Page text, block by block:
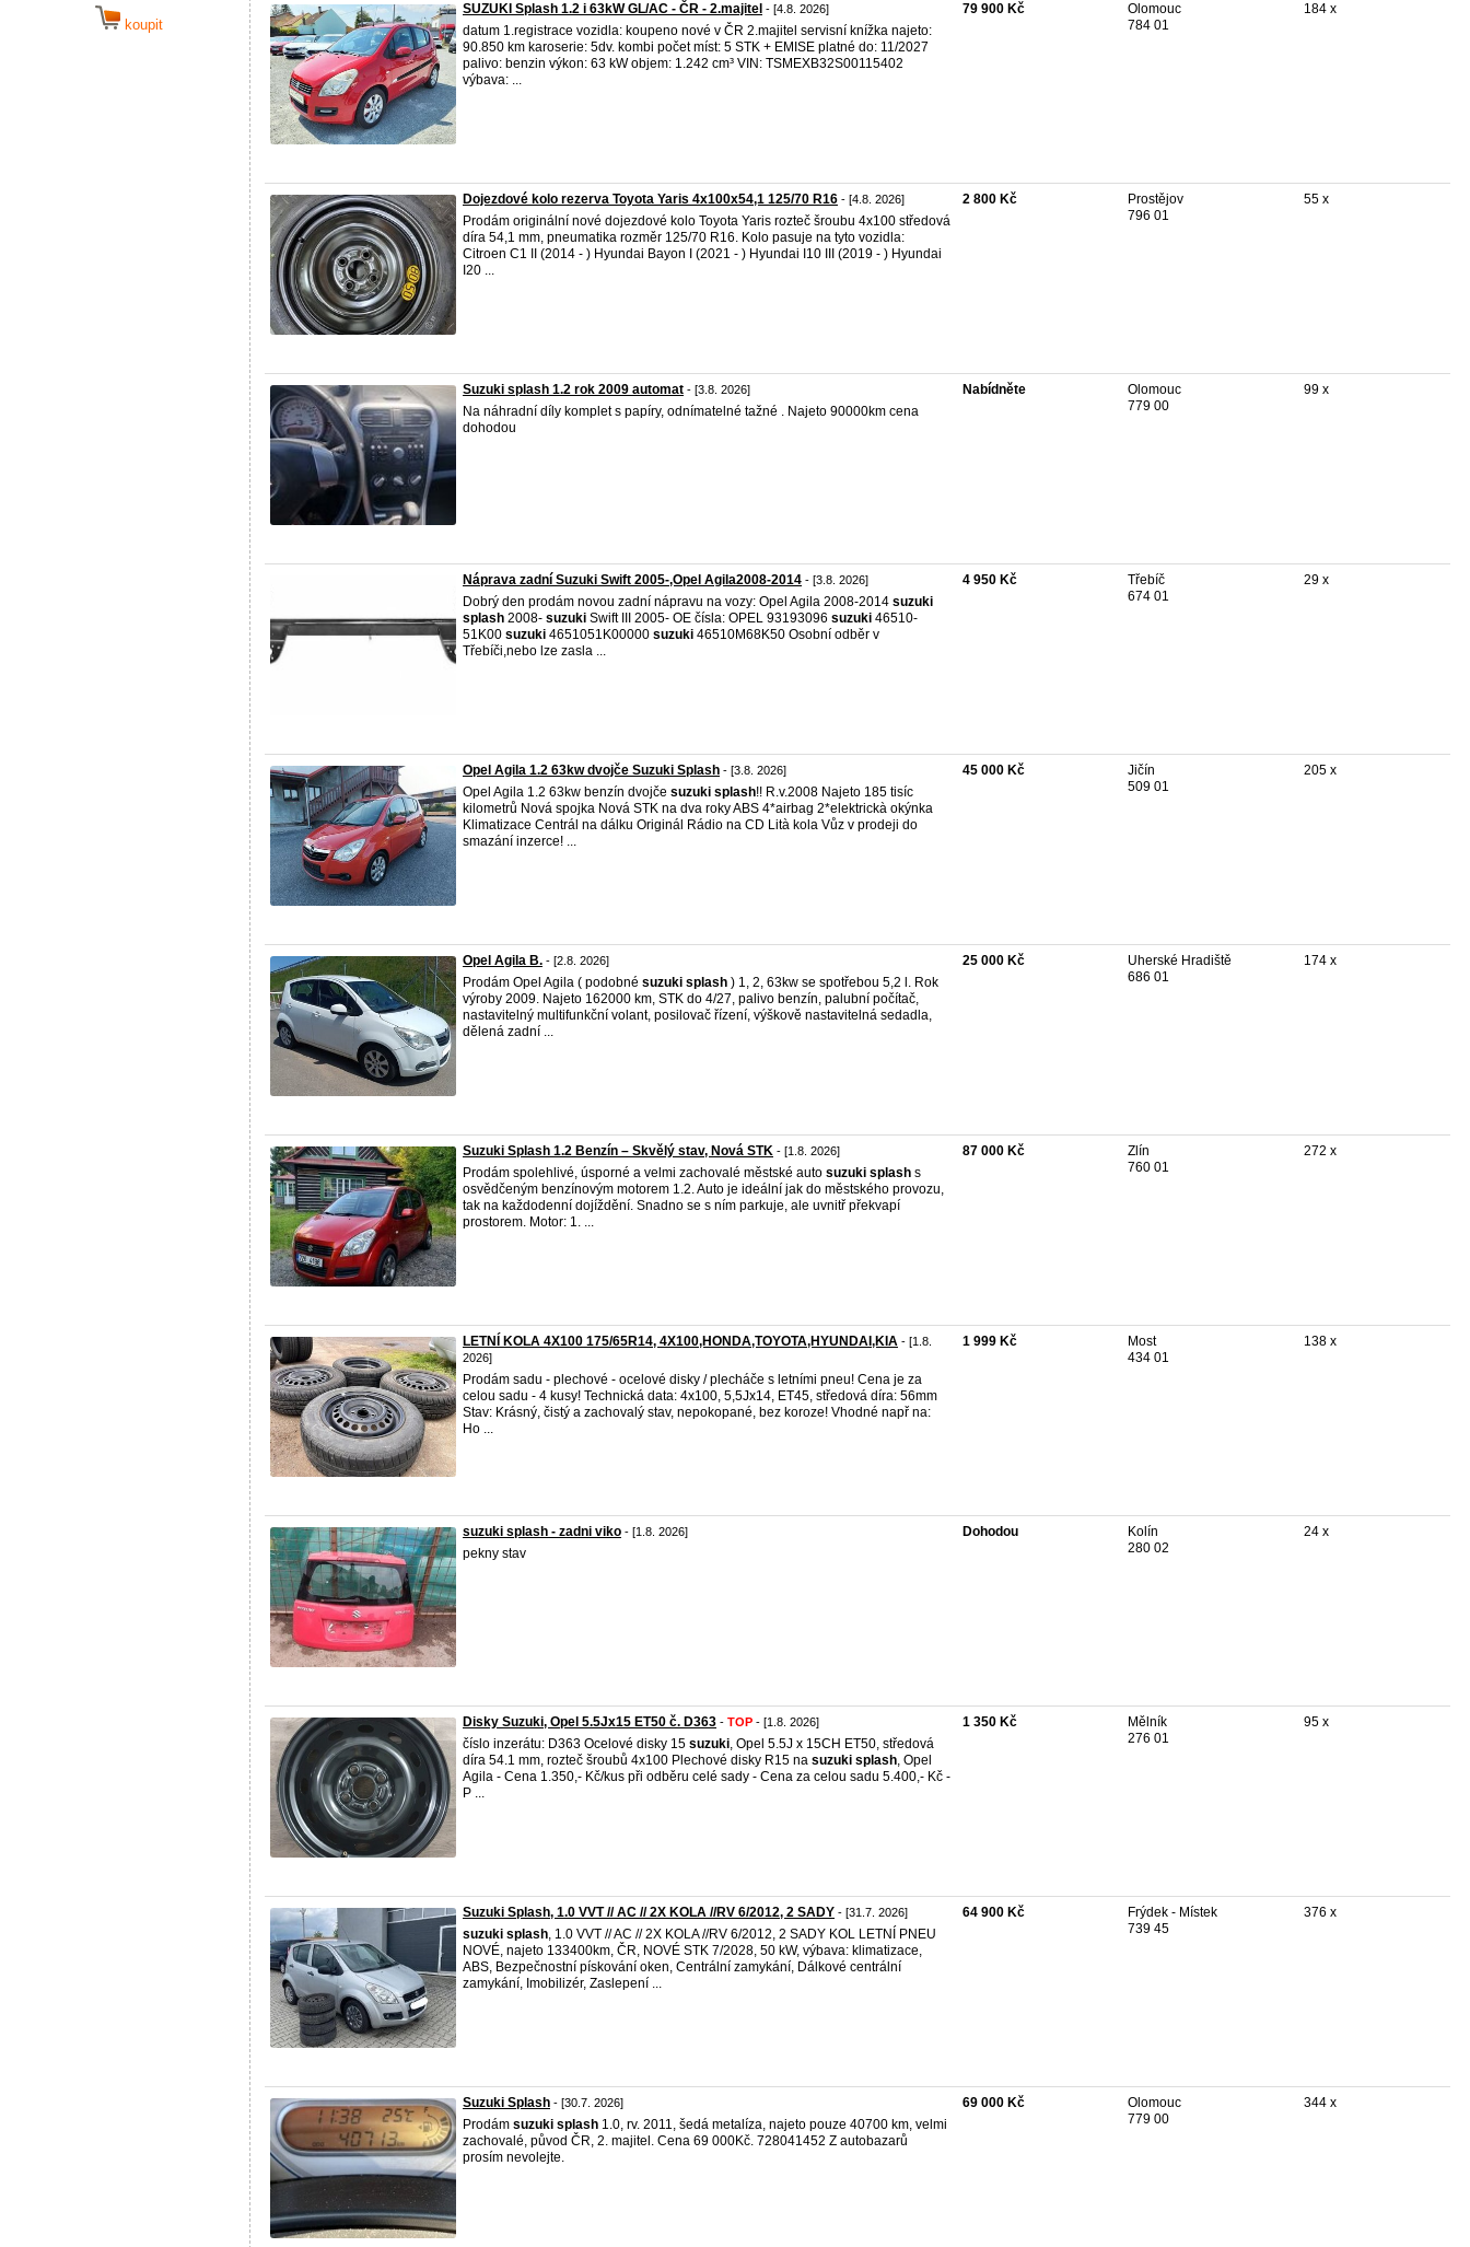
koupit
SUZUKI Splash 1.2 i 63kW GL/AC - ČR - 2.majitel - [4.8. 2026]
datum 1.registrace vozidla: koupeno nové v ČR 2.majitel servisní knížka najeto:
90.850 km karoserie: 5dv. kombi počet míst: 5 STK + EMISE platné do: 11/2027
palivo: benzin výkon: 63 kW objem: 1.242 cm³ VIN: TSMEXB32S00115402
výbava: ...
79 900 Kč
Olomouc
784 01
184 x
Dojezdové kolo rezerva Toyota Yaris 4x100x54,1 125/70 R16 - [4.8. 2026]
Prodám originální nové dojezdové kolo Toyota Yaris rozteč šroubu 4x100 středová
díra 54,1 mm, pneumatika rozměr 125/70 R16. Kolo pasuje na tyto vozidla:
Citroen C1 II (2014 - ) Hyundai Bayon I (2021 - ) Hyundai I10 III (2019 - ) Hyundai
I20 ...
2 800 Kč
Prostějov
796 01
55 x
Suzuki splash 1.2 rok 2009 automat - [3.8. 2026]
Na náhradní díly komplet s papíry, odnímatelné tažné . Najeto 90000km cena
dohodou
Nabídněte
Olomouc
779 00
99 x
Náprava zadní Suzuki Swift 2005-,Opel Agila2008-2014 - [3.8. 2026]
Dobrý den prodám novou zadní nápravu na vozy: Opel Agila 2008-2014 suzuki
splash 2008- suzuki Swift III 2005- OE čísla: OPEL 93193096 suzuki 46510-
51K00 suzuki 4651051K00000 suzuki 46510M68K50 Osobní odběr v
Třebíči,nebo lze zasla ...
4 950 Kč
Třebíč
674 01
29 x
Opel Agila 1.2 63kw dvojče Suzuki Splash - [3.8. 2026]
Opel Agila 1.2 63kw benzín dvojče suzuki splash!! R.v.2008 Najeto 185 tisíc
kilometrů Nová spojka Nová STK na dva roky ABS 4*airbag 2*elektrickà okýnka
Klimatizace Centrál na dálku Originál Rádio na CD Lità kola Vůz v prodeji do
smazání inzerce! ...
45 000 Kč
Jičín
509 01
205 x
Opel Agila B. - [2.8. 2026]
Prodám Opel Agila ( podobné suzuki splash ) 1, 2, 63kw se spotřebou 5,2 l. Rok
výroby 2009. Najeto 162000 km, STK do 4/27, palivo benzín, palubní počítač,
nastavitelný multifunkční volant, posilovač řízení, výškově nastavitelná sedadla,
dělená zadní ...
25 000 Kč
Uherské Hradiště
686 01
174 x
Suzuki Splash 1.2 Benzín – Skvělý stav, Nová STK - [1.8. 2026]
Prodám spolehlivé, úsporné a velmi zachovalé městské auto suzuki splash s
osvědčeným benzínovým motorem 1.2. Auto je ideální jak do městského provozu,
tak na každodenní dojíždění. Snadno se s ním parkuje, ale uvnitř překvapí
prostorem. Motor: 1. ...
87 000 Kč
Zlín
760 01
272 x
LETNÍ KOLA 4X100 175/65R14, 4X100,HONDA,TOYOTA,HYUNDAI,KIA - [1.8.
2026]
Prodám sadu - plechové - ocelové disky / plecháče s letními pneu! Cena je za
celou sadu - 4 kusy! Technická data: 4x100, 5,5Jx14, ET45, středová díra: 56mm
Stav: Krásný, čistý a zachovalý stav, nepokopané, bez koroze! Vhodné např na:
Ho ...
1 999 Kč
Most
434 01
138 x
suzuki splash - zadni viko - [1.8. 2026]
pekny stav
Dohodou
Kolín
280 02
24 x
Disky Suzuki, Opel 5.5Jx15 ET50 č. D363 - TOP - [1.8. 2026]
číslo inzerátu: D363 Ocelové disky 15 suzuki, Opel 5.5J x 15CH ET50, středová
díra 54.1 mm, rozteč šroubů 4x100 Plechové disky R15 na suzuki splash, Opel
Agila - Cena 1.350,- Kč/kus při odběru celé sady - Cena za celou sadu 5.400,- Kč -
P ...
1 350 Kč
Mělník
276 01
95 x
Suzuki Splash, 1.0 VVT // AC // 2X KOLA //RV 6/2012, 2 SADY - [31.7. 2026]
suzuki splash, 1.0 VVT // AC // 2X KOLA //RV 6/2012, 2 SADY KOL LETNÍ PNEU
NOVÉ, najeto 133400km, ČR, NOVÉ STK 7/2028, 50 kW, výbava: klimatizace,
ABS, Bezpečnostní pískování oken, Centrální zamykání, Dálkové centrální
zamykání, Imobilizér, Zaslepení ...
64 900 Kč
Frýdek - Místek
739 45
376 x
Suzuki Splash - [30.7. 2026]
Prodám suzuki splash 1.0, rv. 2011, šedá metalíza, najeto pouze 40700 km, velmi
zachovalé, původ ČR, 2. majitel. Cena 69 000Kč. 728041452 Z autobazarů
prosím nevolejte.
69 000 Kč
Olomouc
779 00
344 x